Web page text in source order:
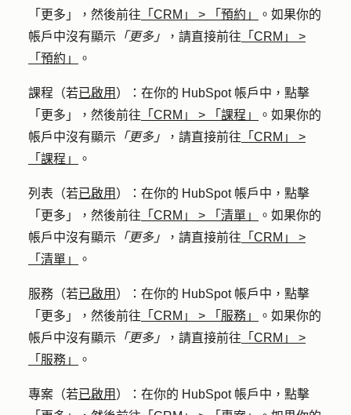
「更多」
，然後前往 「CRM」 > 「預約」
。如果你的
帳戶中沒有顯示 「更多」 ，請直接前往 「CRM」
>
「預約」
。
課程 （若已啟用 ）：在你的 HubSpot 帳戶中，點擊
「更多」
，然後前往 「CRM」 > 「課程」
。如果你的
帳戶中沒有顯示 「更多」 ，請直接前往 「CRM」
>
「課程」
。
列表 （若已啟用 ）：在你的 HubSpot 帳戶中，點擊
「更多」
，然後前往 「CRM」 > 「清單」
。如果你的
帳戶中沒有顯示 「更多」 ，請直接前往 「CRM」
>
「清單」
。
服務 （若已啟用 ）：在你的 HubSpot 帳戶中，點擊
「更多」
，然後前往 「CRM」 > 「服務」
。如果你的
帳戶中沒有顯示 「更多」 ，請直接前往 「CRM」
>
「服務」
。
專案 （若已啟用 ）：在你的 HubSpot 帳戶中，點擊